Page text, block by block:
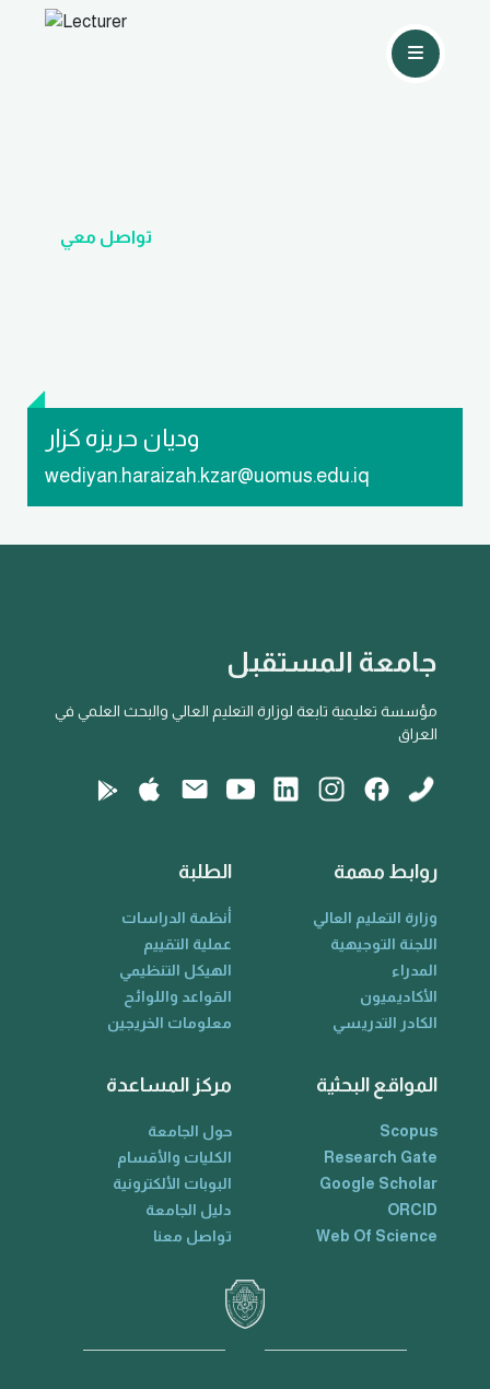
وديان حريزه كزار
wediyan.haraizah.kzar@uomus.edu.iq
تواصل معي
جامعة المستقبل
مؤسسة تعليمية تابعة لوزارة التعليم العالي والبحث العلمي في
العراق
روابط مهمة
وزارة التعليم العالي
اللجنة التوجيهية
المدراء
الأكاديميون
الكادر التدريسي
الطلبة
أنظمة الدراسات
عملية التقييم
الهيكل التنظيمي
القواعد واللوائح
معلومات الخريجين
المواقع البحثية
Scopus
Research Gate
Google Scholar
ORCID
Web Of Science
مركز المساعدة
حول الجامعة
الكليات والأقسام
البوبات الألكترونية
دليل الجامعة
تواصل معنا